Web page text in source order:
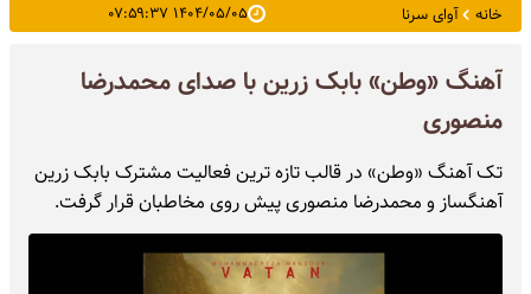
خانه آوای سرنا ۱۴۰۴/۰۵/۰۵ ۰۷:۵۹:۳۷
آهنگ «وطن» بابک زرین با صدای محمدرضا
منصوری
تک آهنگ «وطن» در قالب تازه ترین فعالیت مشترک بابک زرین
آهنگساز و محمدرضا منصوری پیش روی مخاطبان قرار گرفت.